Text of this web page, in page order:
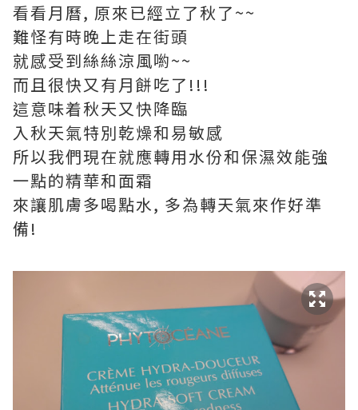
看看月曆, 原來已經立了秋了~~
難怪有時晚上走在街頭
就感受到絲絲涼風喲~~
而且很快又有月餅吃了!!!
這意味着秋天又快降臨
入秋天氣特別乾燥和易敏感
所以我們現在就應轉用水份和保濕效能強
一點的精華和面霜
來讓肌膚多喝點水, 多為轉天氣來作好準
備!